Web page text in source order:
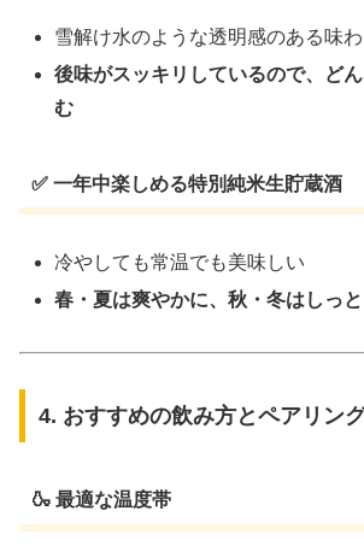
雪解け水のような透明感のある味
後味がスッキリしているので、ど
む
✅ 一年中楽しめる特別純米生貯蔵酒
冷やしても常温でも美味しい
春・夏は爽やかに、秋・冬はしっ
4. おすすめの飲み方とペアリン
🍶 最適な温度帯